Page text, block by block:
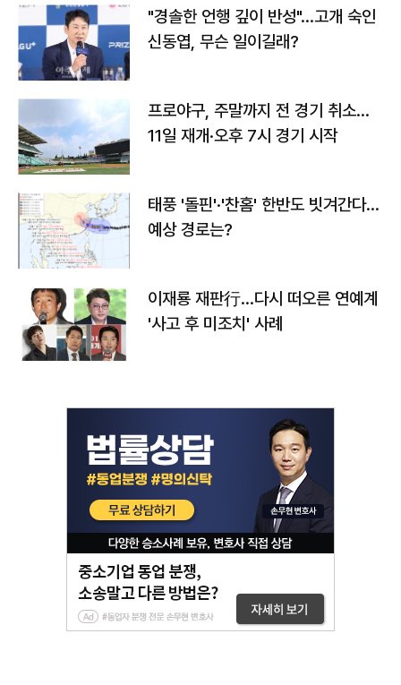
"경솔한 언행 깊이 반성"…고개 숙인
신동엽, 무슨 일이길래?
프로야구, 주말까지 전 경기 취소…
11일 재개·오후 7시 경기 시작
태풍 '돌핀'·'찬홈' 한반도 빗겨간다…
예상 경로는?
이재룡 재판行…다시 떠오른 연예계
'사고 후 미조치' 사례